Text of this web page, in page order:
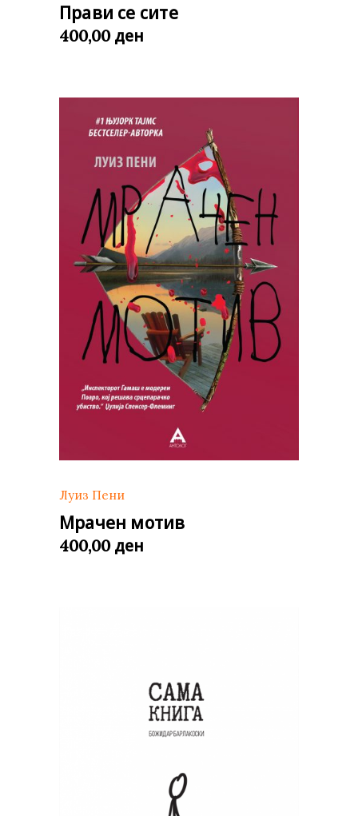
Прави се сите
400,00 ден
Луиз Пени
Мрачен мотив
400,00 ден